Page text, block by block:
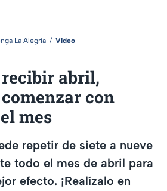
La Alegría Video
abril,
con
mes
repetir de siete a nueve
todo el mes de abril para
efecto. ¡Realízalo en